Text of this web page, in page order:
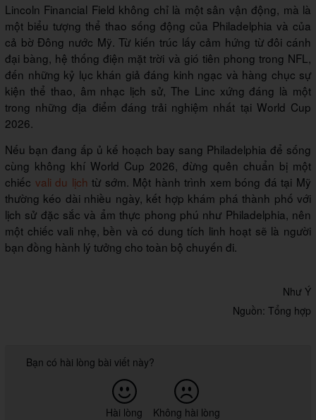
Lincoln Financial Field không chỉ là một sân vận động, mà là
một biểu tượng thể thao sống động của Philadelphia và của
cả bờ Đông nước Mỹ. Từ kiến trúc lấy cảm hứng từ đôi cánh
đại bàng, hệ thống điện mặt trời và gió tiên phong trong NFL,
đến những kỷ lục khán giả đáng kinh ngạc và hàng chục sự
kiện thể thao, âm nhạc lịch sử, The Linc xứng đáng là một
trong những địa điểm đáng trải nghiệm nhất tại World Cup
2026.
Nếu bạn đang ấp ủ kế hoạch bay sang Philadelphia để sống
cùng không khí World Cup 2026, đừng quên chuẩn bị một
chiếc vali du lịch từ sớm. Một hành trình xem bóng đá tại Mỹ
thường kéo dài nhiều ngày, kết hợp khám phá thành phố với
lịch sử đặc sắc và ẩm thực phong phú như Philadelphia, nên
một chiếc vali nhẹ, bền và có dung tích linh hoạt sẽ là người
bạn đồng hành lý tưởng cho toàn bộ chuyến đi.
Như Ý
Nguồn: Tổng hợp
Bạn có hài lòng bài viết này?
Hài lòng Không hài lòng